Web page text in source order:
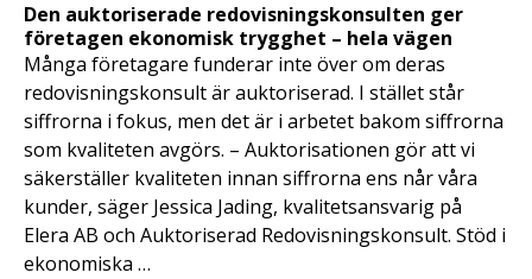
Den auktoriserade redovisningskonsulten ger
företagen ekonomisk trygghet – hela vägen
Många företagare funderar inte över om deras
redovisningskonsult är auktoriserad. I stället står
siffrorna i fokus, men det är i arbetet bakom siffrorna
som kvaliteten avgörs. – Auktorisationen gör att vi
säkerställer kvaliteten innan siffrorna ens når våra
kunder, säger Jessica Jading, kvalitetsansvarig på
Elera AB och Auktoriserad Redovisningskonsult. Stöd i
ekonomiska …